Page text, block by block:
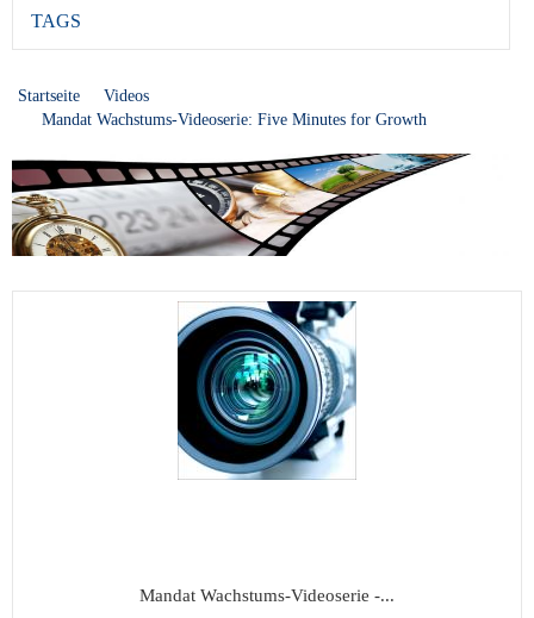
TAGS
Startseite
Videos
Mandat Wachstums-Videoserie: Five Minutes for Growth
Mandat Wachstums-Videoserie -...